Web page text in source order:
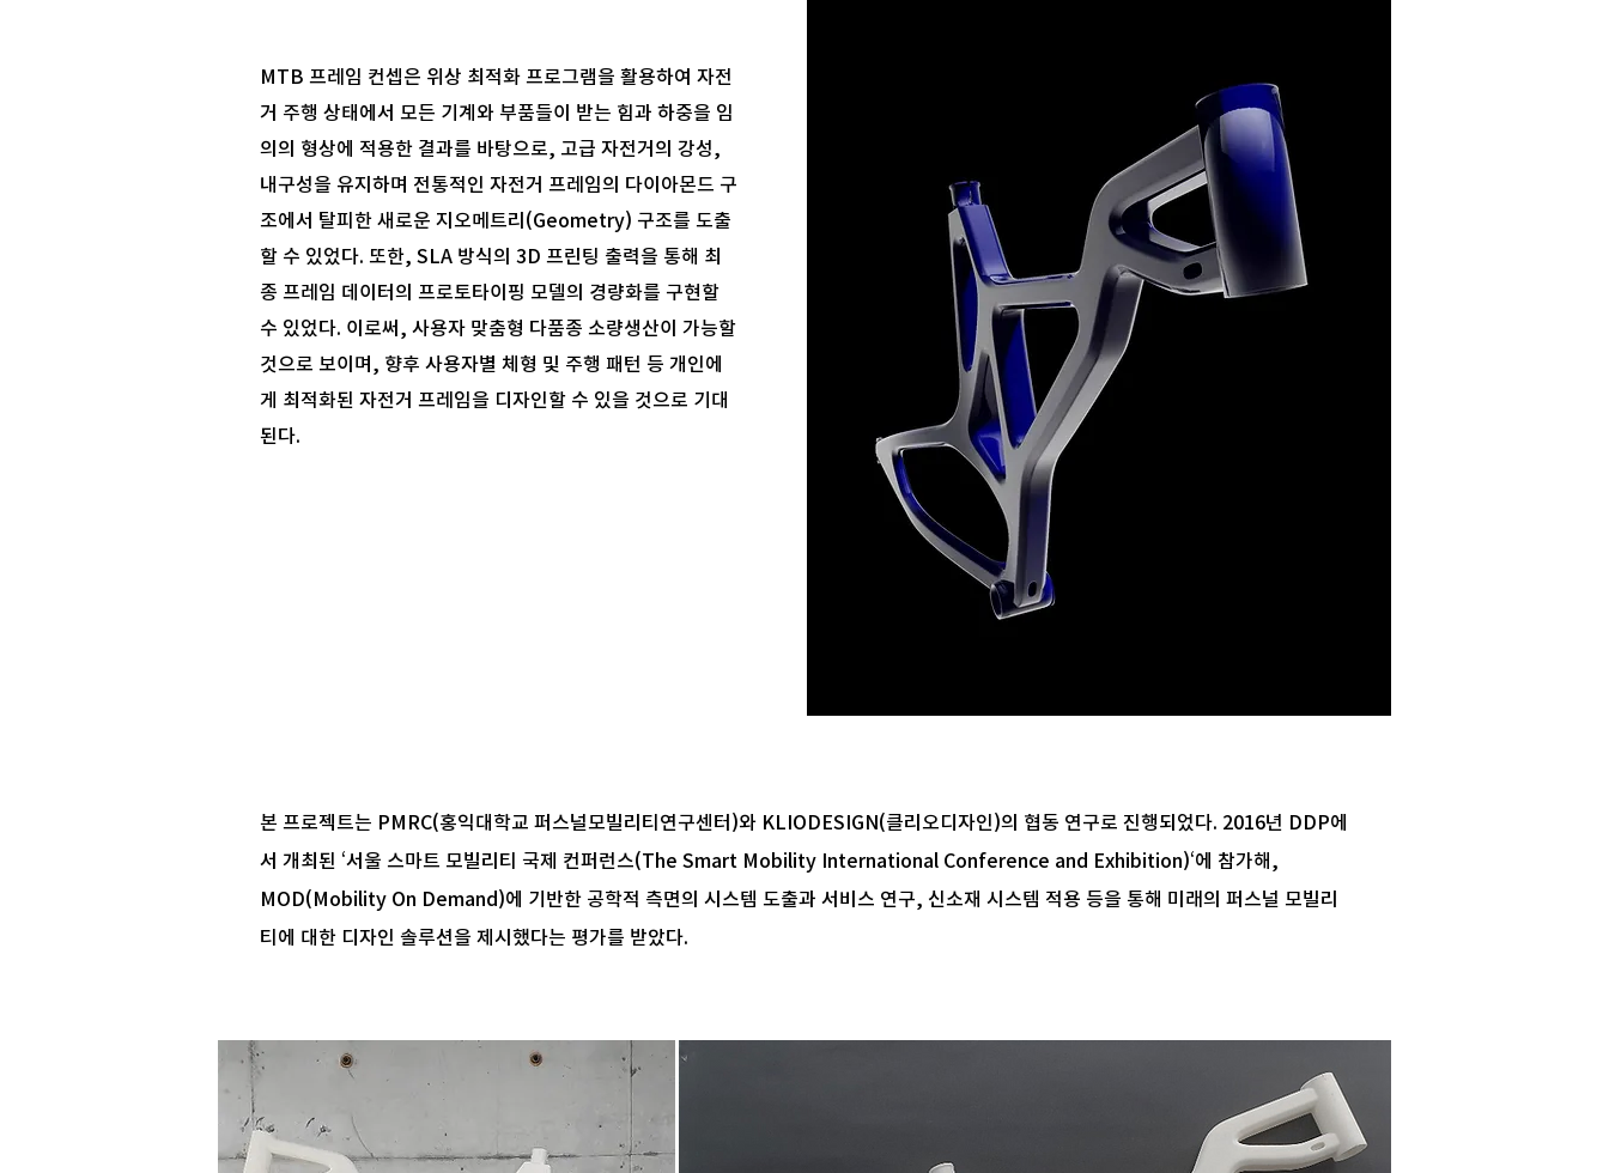
MTB 프레임 컨셉은 위상 최적화 프로그램을 활용하여 자전
거 주행 상태에서 모든 기계와 부품들이 받는 힘과 하중을 임
의의 형상에 적용한 결과를 바탕으로, 고급 자전거의 강성,
내구성을 유지하며 전통적인 자전거 프레임의 다이아몬드 구
조에서 탈피한 새로운 지오메트리(Geometry) 구조를 도출
할 수 있었다. 또한, SLA 방식의 3D 프린팅 출력을 통해 최
종 프레임 데이터의 프로토타이핑 모델의 경량화를 구현할
수 있었다. 이로써, 사용자 맞춤형 다품종 소량생산이 가능할
것으로 보이며, 향후 사용자별 체형 및 주행 패턴 등 개인에
게 최적화된 자전거 프레임을 디자인할 수 있을 것으로 기대
된다.
본 프로젝트는 PMRC(홍익대학교 퍼스널모빌리티연구센터)와 KLIODESIGN(클리오디자인)의 협동 연구로 진행되었다. 2016년 DDP에
서 개최된 ‘서울 스마트 모빌리티 국제 컨퍼런스(The Smart Mobility International Conference and Exhibition)‘에 참가해,
MOD(Mobility On Demand)에 기반한 공학적 측면의 시스템 도출과 서비스 연구, 신소재 시스템 적용 등을 통해 미래의 퍼스널 모빌리
티에 대한 디자인 솔루션을 제시했다는 평가를 받았다.